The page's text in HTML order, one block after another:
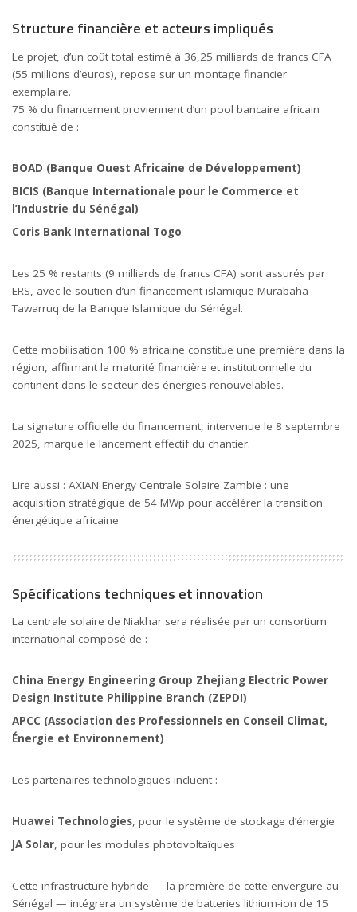
Structure financière et acteurs impliqués
Le projet, d’un coût total estimé à 36,25 milliards de francs CFA
(55 millions d’euros), repose sur un montage financier
exemplaire.
75 % du financement proviennent d’un pool bancaire africain
constitué de :
BOAD (Banque Ouest Africaine de Développement)
BICIS (Banque Internationale pour le Commerce et
l’Industrie du Sénégal)
Coris Bank International Togo
Les 25 % restants (9 milliards de francs CFA) sont assurés par
ERS, avec le soutien d’un financement islamique Murabaha
Tawarruq de la Banque Islamique du Sénégal.
Cette mobilisation 100 % africaine constitue une première dans la
région, affirmant la maturité financière et institutionnelle du
continent dans le secteur des énergies renouvelables.
La signature officielle du financement, intervenue le 8 septembre
2025, marque le lancement effectif du chantier.
Lire aussi : AXIAN Energy Centrale Solaire Zambie : une
acquisition stratégique de 54 MWp pour accélérer la transition
énergétique africaine
Spécifications techniques et innovation
La centrale solaire de Niakhar sera réalisée par un consortium
international composé de :
China Energy Engineering Group Zhejiang Electric Power
Design Institute Philippine Branch (ZEPDI)
APCC (Association des Professionnels en Conseil Climat,
Énergie et Environnement)
Les partenaires technologiques incluent :
Huawei Technologies, pour le système de stockage d’énergie
JA Solar, pour les modules photovoltaïques
Cette infrastructure hybride — la première de cette envergure au
Sénégal — intégrera un système de batteries lithium-ion de 15